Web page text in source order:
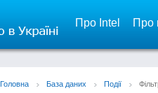
Про Intel Про
Головна База даних Події